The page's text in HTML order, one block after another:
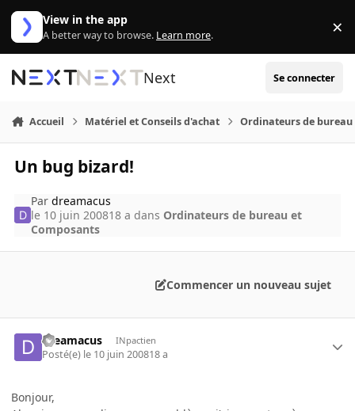
Aller au contenu
View in the app
A better way to browse. Learn more. ×
Next Se connecter
Accueil Matériel et Conseils d'achat Ordinateurs de bureau
Un bug bizard!
Pardreamacus
le 10 juin 200818 a dans Ordinateurs de bureau et
Composants
Commencer un nouveau sujet
dreamacus INpactien
Posté(e) le 10 juin 200818 a
Bonjour,